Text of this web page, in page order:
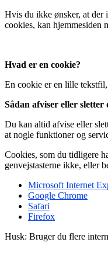
Hvis du ikke ønsker, at der
cookies, kan hjemmesiden
Hvad er en cookie?
En cookie er en lille
Sådan afviser eller sletter
Du kan altid afvise eller
at nogle funktioner og
Cookies, som du tidligere
genvejstasterne ikke, eller
Microsoft Internet
Google Chrome
Safari
Firefox
Husk: Bruger du flere